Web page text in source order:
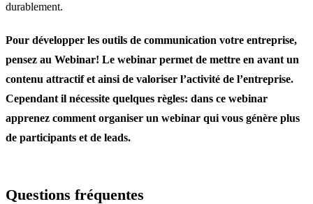
durablement.
Pour développer les outils de communication votre entreprise,
pensez au Webinar! Le webinar permet de mettre en avant un
contenu attractif et ainsi de valoriser l’activité de l’entreprise.
Cependant il nécessite quelques règles: dans ce webinar
apprenez comment organiser un webinar qui vous génère plus
de participants et de leads.
Questions fréquentes